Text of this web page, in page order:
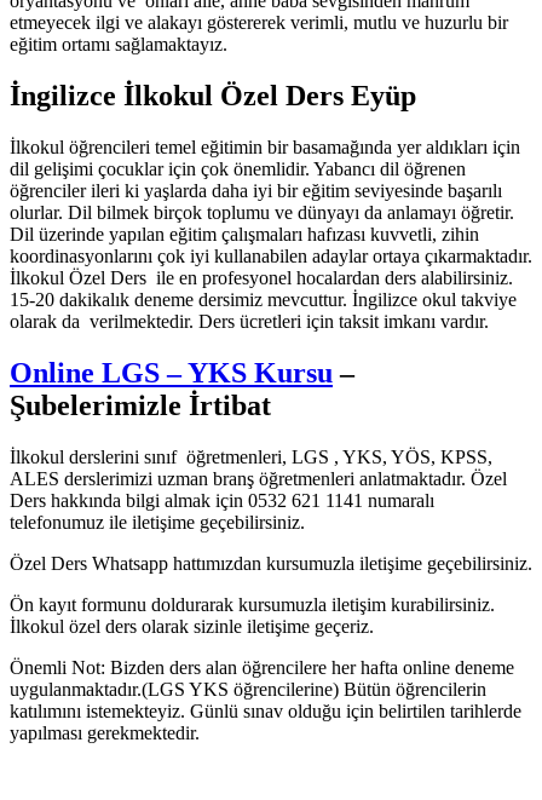
etmeyecek ilgi ve alakayı göstererek verimli, mutlu ve huzurlu bir
eğitim ortamı sağlamaktayız.
İngilizce İlkokul Özel Ders Eyüp
İlkokul öğrencileri temel eğitimin bir basamağında yer aldıkları için
dil gelişimi çocuklar için çok önemlidir. Yabancı dil öğrenen
öğrenciler ileri ki yaşlarda daha iyi bir eğitim seviyesinde başarılı
olurlar. Dil bilmek birçok toplumu ve dünyayı da anlamayı öğretir.
Dil üzerinde yapılan eğitim çalışmaları hafızası kuvvetli, zihin
koordinasyonlarını çok iyi kullanabilen adaylar ortaya çıkarmaktadır.
İlkokul Özel Ders ile en profesyonel hocalardan ders alabilirsiniz.
15-20 dakikalık deneme dersimiz mevcuttur. İngilizce okul takviye
olarak da verilmektedir. Ders ücretleri için taksit imkanı vardır.
Online LGS – YKS Kursu –
Şubelerimizle İrtibat
İlkokul derslerini sınıf öğretmenleri, LGS , YKS, YÖS, KPSS,
ALES derslerimizi uzman branş öğretmenleri anlatmaktadır. Özel
Ders hakkında bilgi almak için 0532 621 1141 numaralı
telefonumuz ile iletişime geçebilirsiniz.
Özel Ders Whatsapp hattımızdan kursumuzla iletişime geçebilirsiniz.
Ön kayıt formunu doldurarak kursumuzla iletişim kurabilirsiniz.
İlkokul özel ders olarak sizinle iletişime geçeriz.
Önemli Not: Bizden ders alan öğrencilere her hafta online deneme
uygulanmaktadır.(LGS YKS öğrencilerine) Bütün öğrencilerin
katılımını istemekteyiz. Günlü sınav olduğu için belirtilen tarihlerde
yapılması gerekmektedir.